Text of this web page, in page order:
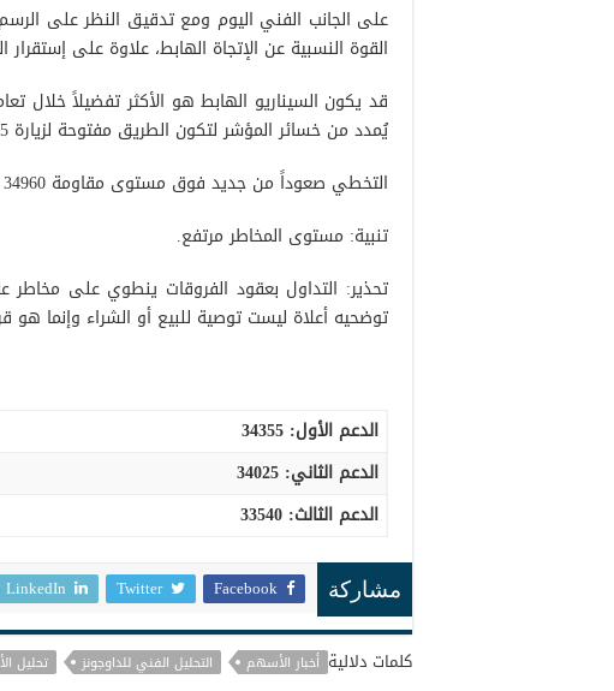
القوة النسبية عن الإتجاة الهابط، علاوة على إستقرار
يُمدد من خسائر المؤشر لتكون الطريق مفتوحة لزيارة 34025 طالما أن السعر مستقر دون 34960.
التخطي صعوداً من جديد فوق مستوى مقاومة 34960 قد يؤل فكرة الإرتفاع ونشهد إعادة إختبار 35170.
تنبية: مستوى المخاطر مرتفع.
تحذير: التداول بعقود الفروقات ينطوي على مخاطر
توضحيه أعلاة ليست توصية للبيع أو الشراء وإنما هو
الدعم الأول: 34355
الدعم الثاني: 34025
الدعم الثالث:
33540
مشاركة Facebook
Twitter
LinkedIn
كلمات دلالية أخبار الأسهم التحليل الفني للداوجونز تحليل